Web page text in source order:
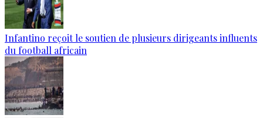
Infantino reçoit le soutien de plusieurs dirigeants influents
du football africain